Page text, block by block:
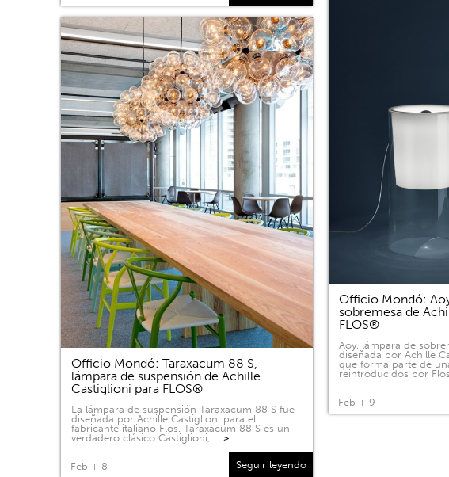
Officio Mondó:
sobremesa de
FLOS®
Aoy, lámpara de
diseñada por Achille
que forma parte de
reintroducidos por
Feb + 9
Officio Mondó: Taraxacum 88 S,
lámpara de suspensión de Achille
Castiglioni para FLOS®
La lámpara de suspensión Taraxacum 88 S fue
diseñada por Achille Castiglioni para el
fabricante italiano Flos. Taraxacum 88 S es un
verdadero clásico Castiglioni, … >
Feb + 8 Seguir leyendo